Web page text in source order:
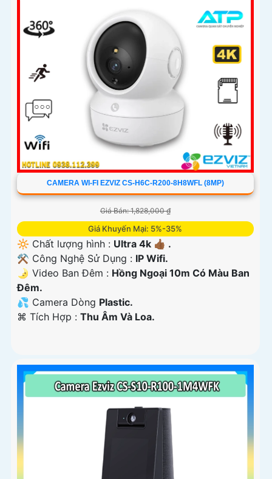
CAMERA WI-FI EZVIZ CS-H6C-R200-8H8WFL (8MP)
Giá Bán: 1,828,000 ₫
Giá Khuyến Mại: 5%-35%
🔆 Chất lượng hình : Ultra 4k 👍🏾 .
⚒ Công Nghệ Sử Dụng : IP Wifi.
🌛 Video Ban Đêm : Hồng Ngoại 10m Có Màu Ban
Ðêm.
💦 Camera Dòng Plastic.
️⌘ Tích Hợp : Thu Âm Và Loa.